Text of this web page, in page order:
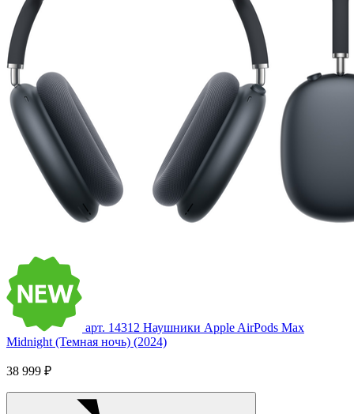
арт. 14312 Наушники Apple AirPods Max
Midnight (Темная ночь) (2024)
38 999 ₽